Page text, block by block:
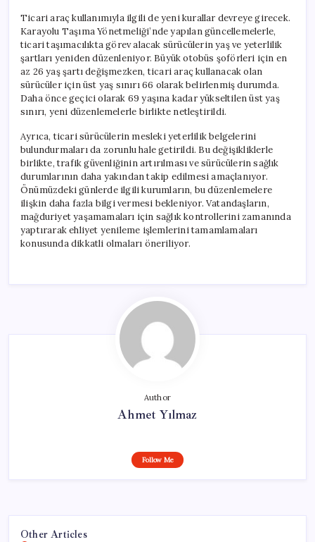
Ticari araç kullanımıyla ilgili de yeni kurallar devreye girecek.
Karayolu Taşıma Yönetmeliği’nde yapılan güncellemelerle,
ticari taşımacılıkta görev alacak sürücülerin yaş ve yeterlilik
şartları yeniden düzenleniyor. Büyük otobüs şoförleri için en
az 26 yaş şartı değişmezken, ticari araç kullanacak olan
sürücüler için üst yaş sınırı 66 olarak belirlenmiş durumda.
Daha önce geçici olarak 69 yaşına kadar yükseltilen üst yaş
sınırı, yeni düzenlemelerle birlikte netleştirildi.
Ayrıca, ticari sürücülerin mesleki yeterlilik belgelerini
bulundurmaları da zorunlu hale getirildi. Bu değişikliklerle
birlikte, trafik güvenliğinin artırılması ve sürücülerin sağlık
durumlarının daha yakından takip edilmesi amaçlanıyor.
Önümüzdeki günlerde ilgili kurumların, bu düzenlemelere
ilişkin daha fazla bilgi vermesi bekleniyor. Vatandaşların,
mağduriyet yaşamamaları için sağlık kontrollerini zamanında
yaptırarak ehliyet yenileme işlemlerini tamamlamaları
konusunda dikkatli olmaları öneriliyor.
Author
Ahmet Yılmaz
Follow Me
Other Articles